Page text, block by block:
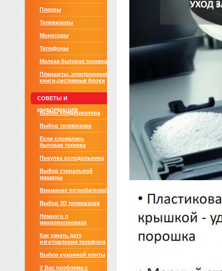
Плееры
Телевизоры
Мониторы
Телефоны
Мелкая бытовая техника
Планшеты, электронные
книги,системные блоки
СОВЕТЫ И
ИНФОРМАЦИЯ
Выбор кондиционера
Выбор телевизора
Если сломалась
бытовая техника
Покупка холодильника
Выбор стиральной
машины
Внимание потребителю!
Выбор 3D телевизора
Немного о
микроволновках
Как узнать дату
изготовления телефона
Выбор кухонной плиты
У Вас проблема с